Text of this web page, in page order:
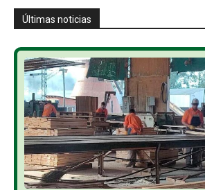
Últimas noticias